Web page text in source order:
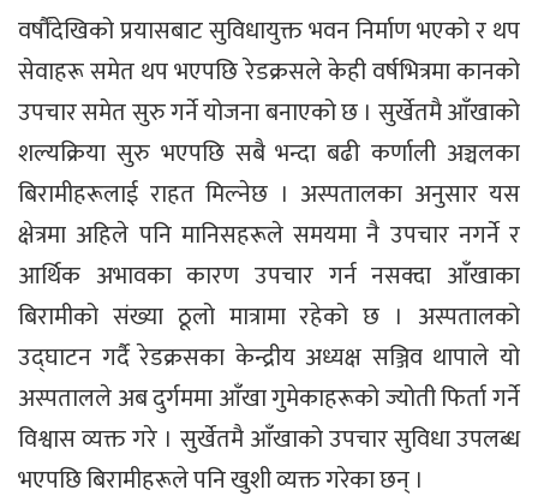
वर्षौंदेखिको प्रयासबाट सुविधायुक्त भवन निर्माण भएको र थप
सेवाहरू समेत थप भएपछि रेडक्रसले केही वर्षभित्रमा कानको
उपचार समेत सुरु गर्ने योजना बनाएको छ । सुर्खेतमै आँखाको
शल्यक्रिया सुरु भएपछि सबै भन्दा बढी कर्णाली अञ्चलका
बिरामीहरूलाई राहत मिल्नेछ । अस्पतालका अनुसार यस
क्षेत्रमा अहिले पनि मानिसहरूले समयमा नै उपचार नगर्ने र
आर्थिक अभावका कारण उपचार गर्न नसक्दा आँखाका
बिरामीको संख्या ठूलो मात्रामा रहेको छ । अस्पतालको
उद्घाटन गर्दै रेडक्रसका केन्द्रीय अध्यक्ष सञ्जिव थापाले यो
अस्पतालले अब दुर्गममा आँखा गुमेकाहरूको ज्योती फिर्ता गर्ने
विश्वास व्यक्त गरे । सुर्खेतमै आँखाको उपचार सुविधा उपलब्ध
भएपछि बिरामीहरूले पनि खुशी व्यक्त गरेका छन् ।